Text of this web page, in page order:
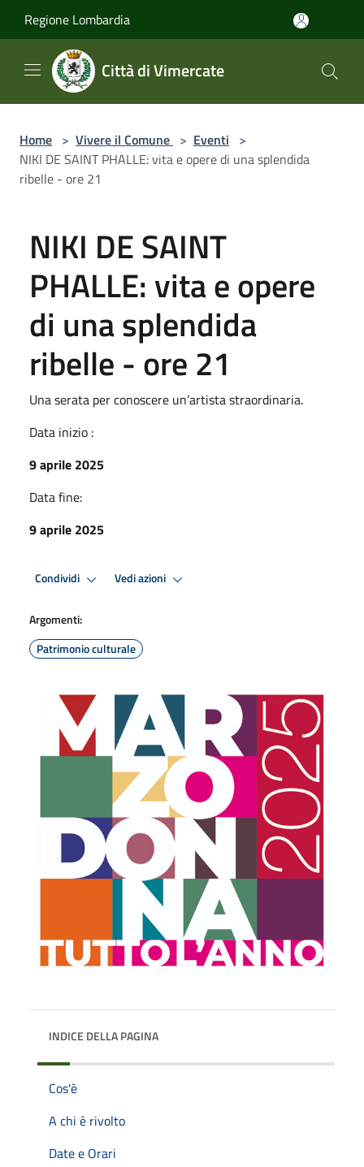
Regione Lombardia
Città di Vimercate
Home > Vivere il Comune > Eventi >
NIKI DE SAINT PHALLE: vita e opere di una splendida
ribelle - ore 21
NIKI DE SAINT
PHALLE: vita e opere
di una splendida
ribelle - ore 21
Una serata per conoscere un’artista straordinaria.
Data inizio :
9 aprile 2025
Data fine:
9 aprile 2025
Condividi Vedi azioni
Argomenti:
Patrimonio culturale
INDICE DELLA PAGINA
Cos'è
A chi è rivolto
Date e Orari